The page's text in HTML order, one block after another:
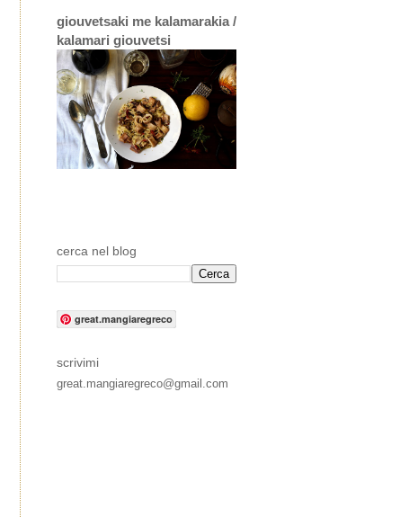
giouvetsaki me kalamarakia /
kalamari giouvetsi
cerca nel blog
great.mangiaregreco
scrivimi
great.mangiaregreco@gmail.com